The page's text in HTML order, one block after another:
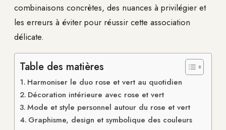
combinaisons concrètes, des nuances à privilégier et
les erreurs à éviter pour réussir cette association
délicate.
Table des matières
Harmoniser le duo rose et vert au quotidien
Décoration intérieure avec rose et vert
Mode et style personnel autour du rose et vert
Graphisme, design et symbolique des couleurs